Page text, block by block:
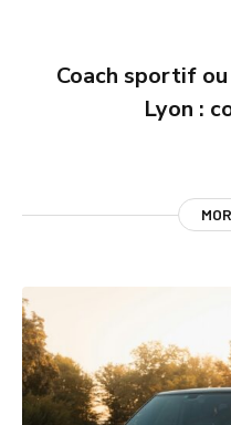
Coach sportif
Lyon :